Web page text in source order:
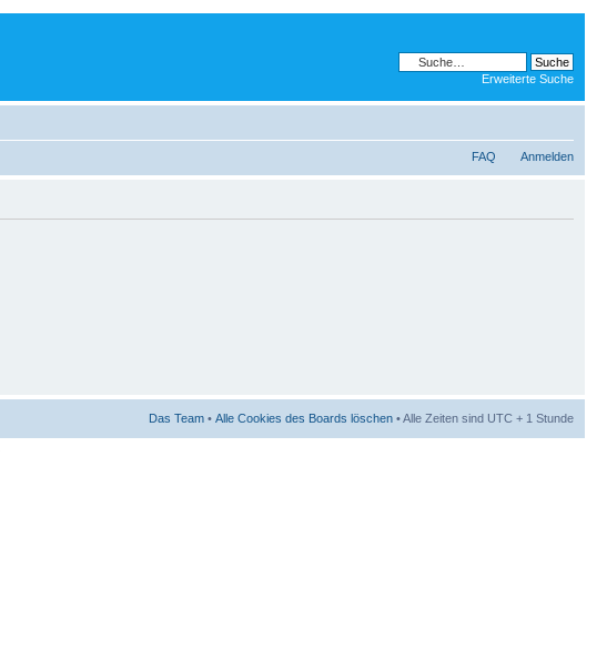
Erweiterte Suche
FAQ Anmelden
Das Team • Alle Cookies des Boards löschen • Alle Zeiten sind UTC + 1 Stunde